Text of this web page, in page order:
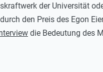
der Universität
den Preis des Egon
die Bedeutung des